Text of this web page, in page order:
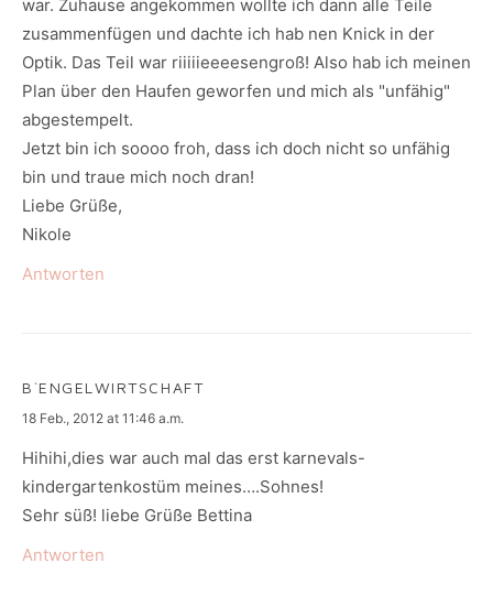
war. Zuhause angekommen wollte ich dann alle Teile
zusammenfügen und dachte ich hab nen Knick in der
Optik. Das Teil war riiiiieeeesengroß! Also hab ich meinen
Plan über den Haufen geworfen und mich als "unfähig"
abgestempelt.
Jetzt bin ich soooo froh, dass ich doch nicht so unfähig
bin und traue mich noch dran!
Liebe Grüße,
Nikole
Antworten
B`ENGELWIRTSCHAFT
says:
18 Feb., 2012 at 11:46 a.m.
Hihihi,dies war auch mal das erst karnevals-
kindergartenkostüm meines….Sohnes!
Sehr süß! liebe Grüße Bettina
Antworten